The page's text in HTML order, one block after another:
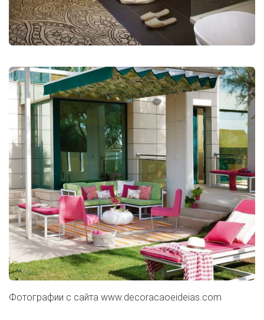
Фотографии с сайта www.decoracaoeideias.com